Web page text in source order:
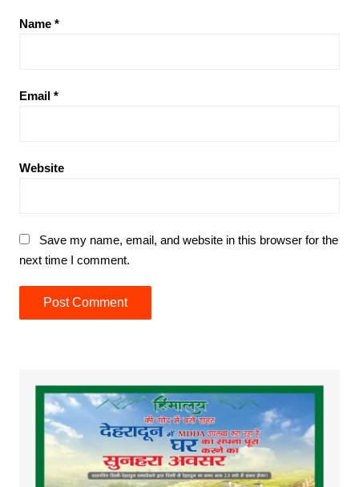
Name *
Email *
Website
Save my name, email, and website in this browser for the
next time I comment.